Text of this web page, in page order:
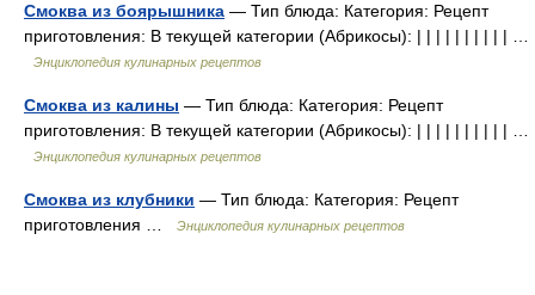
Смоква из боярышника — Тип блюда: Категория: Рецепт
приготовления: В текущей категории (Абрикосы): | | | | | | | | | | …
Энциклопедия кулинарных рецептов
Смоква из калины — Тип блюда: Категория: Рецепт
приготовления: В текущей категории (Абрикосы): | | | | | | | | | | …
Энциклопедия кулинарных рецептов
Смоква из клубники — Тип блюда: Категория: Рецепт
приготовления …
Энциклопедия кулинарных рецептов